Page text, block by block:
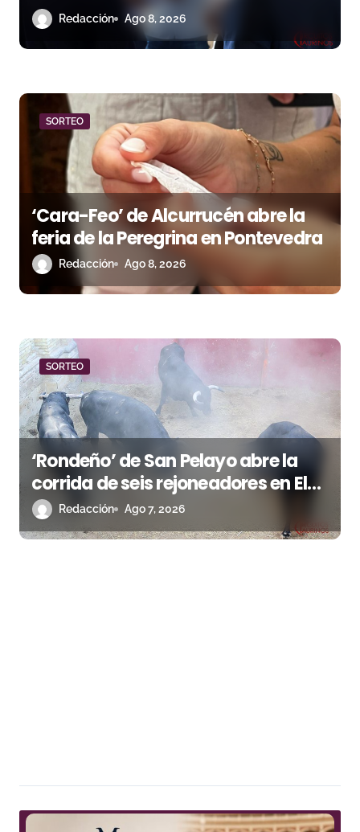
r
d
temporada portuense
Redacción Ago 8, 2026
SORTEO
‘Cara-Feo’ de Alcurrucén abre la
feria de la Peregrina en Pontevedra
Redacción Ago 8, 2026
SORTEO
‘Rondeño’ de San Pelayo abre la
corrida de seis rejoneadores en El
Puerto de Santa María esta noche
Redacción Ago 7, 2026